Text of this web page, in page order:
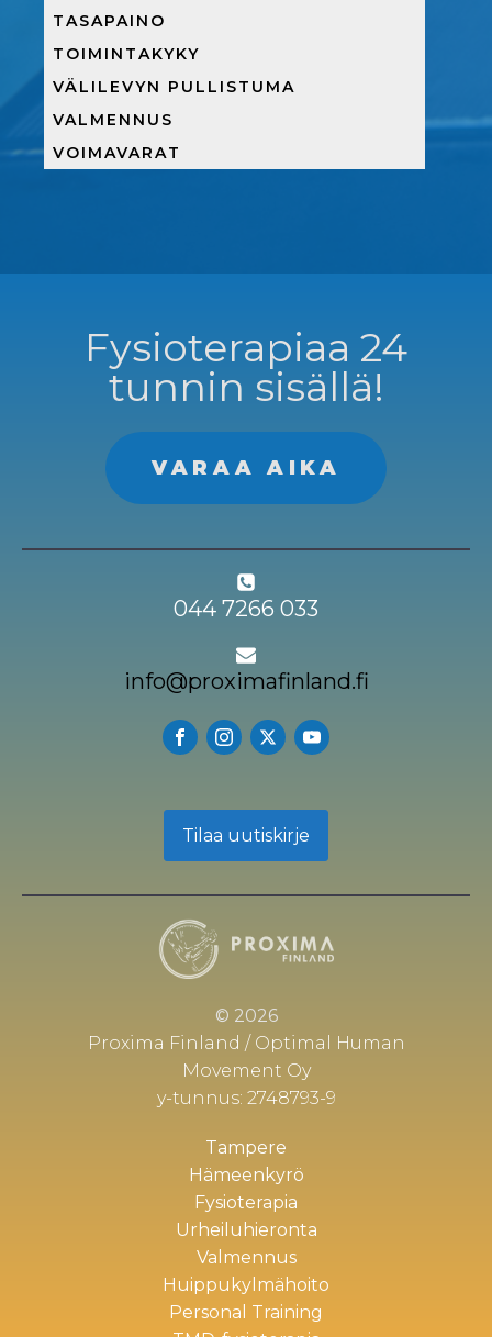
TASAPAINO
TOIMINTAKYKY
VÄLILEVYN PULLISTUMA
VALMENNUS
VOIMAVARAT
Fysioterapiaa 24
tunnin sisällä!
VARAA AIKA
044 7266 033
info@proximafinland.fi
Tilaa uutiskirje
© 2026
Proxima Finland / Optimal Human
Movement Oy
y-tunnus: 2748793-9
Tampere
Hämeenkyrö
Fysioterapia
Urheiluhieronta
Valmennus
Huippukylmähoito
Personal Training